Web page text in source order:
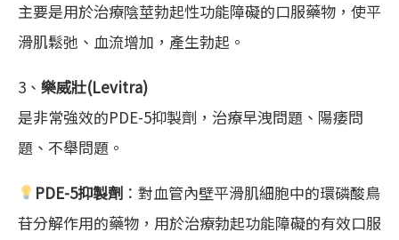
主要是用於治療陰莖勃起性功能障礙的口服藥物，使平
滑肌鬆弛、血流增加，產生勃起。
3、 樂威壯(Levitra)
是非常強效的PDE-5抑製劑，治療早洩問題、陽痿問
題、不舉問題。
PDE-5抑製劑 ：對血管內壁平滑肌細胞中的環磷酸鳥
苷分解作用的藥物，用於治療勃起功能障礙的有效口服